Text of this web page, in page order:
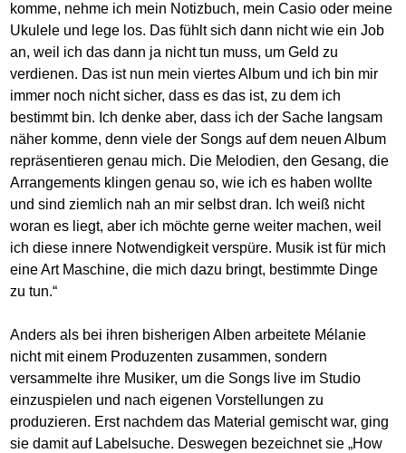
komme, nehme ich mein Notizbuch, mein Casio oder meine
Ukulele und lege los. Das fühlt sich dann nicht wie ein Job
an, weil ich das dann ja nicht tun muss, um Geld zu
verdienen. Das ist nun mein viertes Album und ich bin mir
immer noch nicht sicher, dass es das ist, zu dem ich
bestimmt bin. Ich denke aber, dass ich der Sache langsam
näher komme, denn viele der Songs auf dem neuen Album
repräsentieren genau mich. Die Melodien, den Gesang, die
Arrangements klingen genau so, wie ich es haben wollte
und sind ziemlich nah an mir selbst dran. Ich weiß nicht
woran es liegt, aber ich möchte gerne weiter machen, weil
ich diese innere Notwendigkeit verspüre. Musik ist für mich
eine Art Maschine, die mich dazu bringt, bestimmte Dinge
zu tun.“
Anders als bei ihren bisherigen Alben arbeitete Mélanie
nicht mit einem Produzenten zusammen, sondern
versammelte ihre Musiker, um die Songs live im Studio
einzuspielen und nach eigenen Vorstellungen zu
produzieren. Erst nachdem das Material gemischt war, ging
sie damit auf Labelsuche. Deswegen bezeichnet sie „How